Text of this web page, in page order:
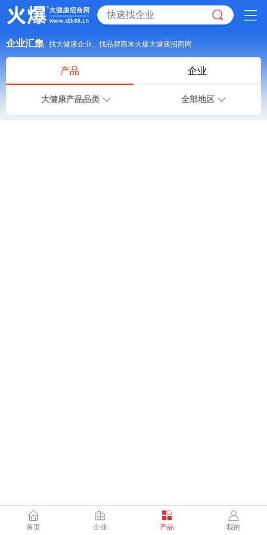
企业汇集 找大健康企业、找品牌商来火爆大健康招商网
产品 企业
大健康产品品类 全部地区
首页 企业 产品 我的